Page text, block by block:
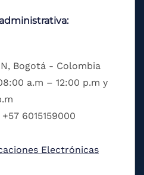
Bogotá - Colombia
a.m – 12:00 p.m y
6015159000
Electrónicas